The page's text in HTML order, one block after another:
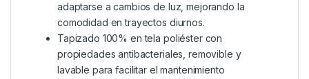
adaptarse a cambios de luz, mejorando la
comodidad en trayectos diurnos.
Tapizado 100% en tela poliéster con
propiedades antibacteriales, removible y
lavable para facilitar el mantenimiento